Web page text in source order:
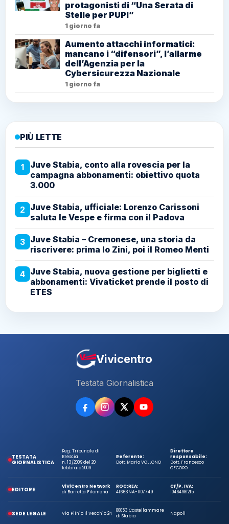
protagonisti di “Una Serata di
Stelle per PUPI”
1 giorno fa
Aumento attacchi informatici:
mancano i “difensori”, l’allarme
dell’Agenzia per la
Cybersicurezza Nazionale
1 giorno fa
PIÙ LETTE
1
Juve Stabia, conto alla rovescia per la
campagna abbonamenti: obiettivo quota
3.000
2 Juve Stabia, ufficiale: Lorenzo Carissoni
saluta le Vespe e firma con il Padova
3 Juve Stabia – Cremonese, una storia da
riscrivere: prima lo Zini, poi il Romeo Menti
4 Juve Stabia, nuova gestione per biglietti e
abbonamenti: Vivaticket prende il posto di
ETES
Vivicentro
Testata Giornalistica
TESTATA
GIORNALISTICA
Reg. Tribunale di
Brescia
n. 13/2009 del 20
febbraio 2009
Referente:
Dott. Mario VOLLONO
Direttore
responsabile:
Dott. Francesco
CECORO
EDITORE
ViViCentro Network
di Barretta Filomena
ROC:
41663
REA:
NA-1107749
CF/P. IVA:
10464981215
SEDE LEGALE Via Plinio Il Vecchio 24
80053 Castellammare
di Stabia
Napoli